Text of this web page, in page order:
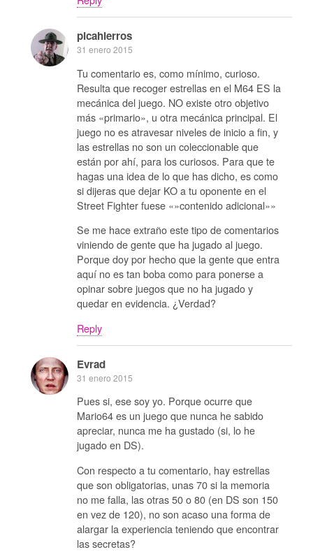
picahierros
31 enero 2015
Tu comentario es, como mínimo, curioso.
Resulta que recoger estrellas en el M64 ES la
mecánica del juego. NO existe otro objetivo
más «primario», u otra mecánica principal. El
juego no es atravesar niveles de inicio a fin, y
las estrellas no son un coleccionable que
están por ahí, para los curiosos. Para que te
hagas una idea de lo que has dicho, es como
si dijeras que dejar KO a tu oponente en el
Street Fighter fuese «»contenido adicional»»
Se me hace extraño este tipo de comentarios
viniendo de gente que ha jugado al juego.
Porque doy por hecho que la gente que entra
aquí no es tan boba como para ponerse a
opinar sobre juegos que no ha jugado y
quedar en evidencia. ¿Verdad?
Reply
Evrad
31 enero 2015
Pues si, ese soy yo. Porque ocurre que
Mario64 es un juego que nunca he sabido
apreciar, nunca me ha gustado (si, lo he
jugado en DS).
Con respecto a tu comentario, hay estrellas
que son obligatorias, unas 70 si la memoria
no me falla, las otras 50 o 80 (en DS son 150
en vez de 120), no son acaso una forma de
alargar la experiencia teniendo que encontrar
las secretas?